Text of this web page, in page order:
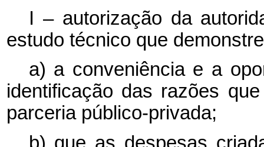
I – autorização da
estudo técnico que
a) a conveniência e a
identificação das razões
parceria público-privada;
b) que as despesas